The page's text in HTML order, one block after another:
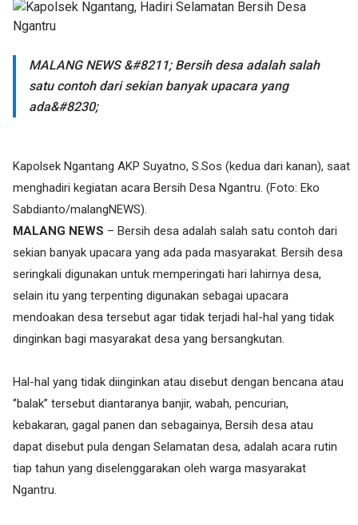
MALANG NEWS &#8211; Bersih desa adalah salah
satu contoh dari sekian banyak upacara yang
ada&#8230;
Kapolsek Ngantang AKP Suyatno, S.Sos (kedua dari kanan), saat
menghadiri kegiatan acara Bersih Desa Ngantru. (Foto: Eko
Sabdianto/malangNEWS).
MALANG NEWS – Bersih desa adalah salah satu contoh dari
sekian banyak upacara yang ada pada masyarakat. Bersih desa
seringkali digunakan untuk memperingati hari lahirnya desa,
selain itu yang terpenting digunakan sebagai upacara
mendoakan desa tersebut agar tidak terjadi hal-hal yang tidak
dinginkan bagi masyarakat desa yang bersangkutan.
Hal-hal yang tidak diinginkan atau disebut dengan bencana atau
‘’balak’’ tersebut diantaranya banjir, wabah, pencurian,
kebakaran, gagal panen dan sebagainya, Bersih desa atau
dapat disebut pula dengan Selamatan desa, adalah acara rutin
tiap tahun yang diselenggarakan oleh warga masyarakat
Ngantru.